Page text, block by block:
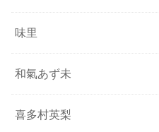
味里
和氣あず未
喜多村英梨